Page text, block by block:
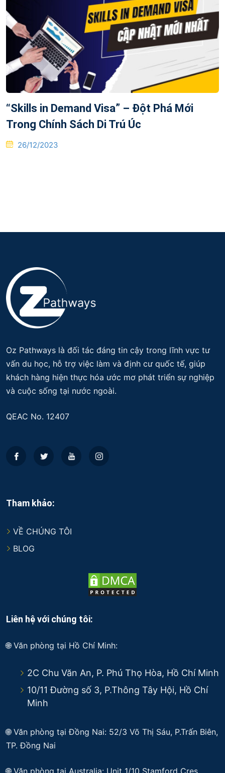
“Skills in Demand Visa” – Đột Phá Mới
Trong Chính Sách Di Trú Úc
Posted
26/12/2023
Oz Pathways là đối tác đáng tin cậy trong lĩnh vực tư
vấn du học, hỗ trợ việc làm và định cư quốc tế, giúp
khách hàng hiện thực hóa ước mơ phát triển sự nghiệp
và cuộc sống tại nước ngoài.
QEAC No. 12407
Tham khảo:
VỀ CHÚNG TÔI
BLOG
Liên hệ với chúng tôi:
🌐 Văn phòng tại Hồ Chí Minh:
2C Chu Văn An, P. Phú Thọ Hòa, Hồ Chí Minh
10/11 Đường số 3, P.Thông Tây Hội, Hồ Chí
Minh
🌐 Văn phòng tại Đồng Nai: 52/3 Võ Thị Sáu, P.Trấn Biên,
TP. Đồng Nai